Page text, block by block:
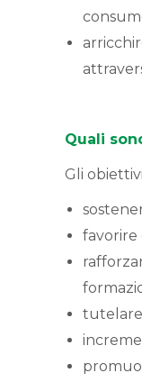
Quali
Gli
favorire
tutelare